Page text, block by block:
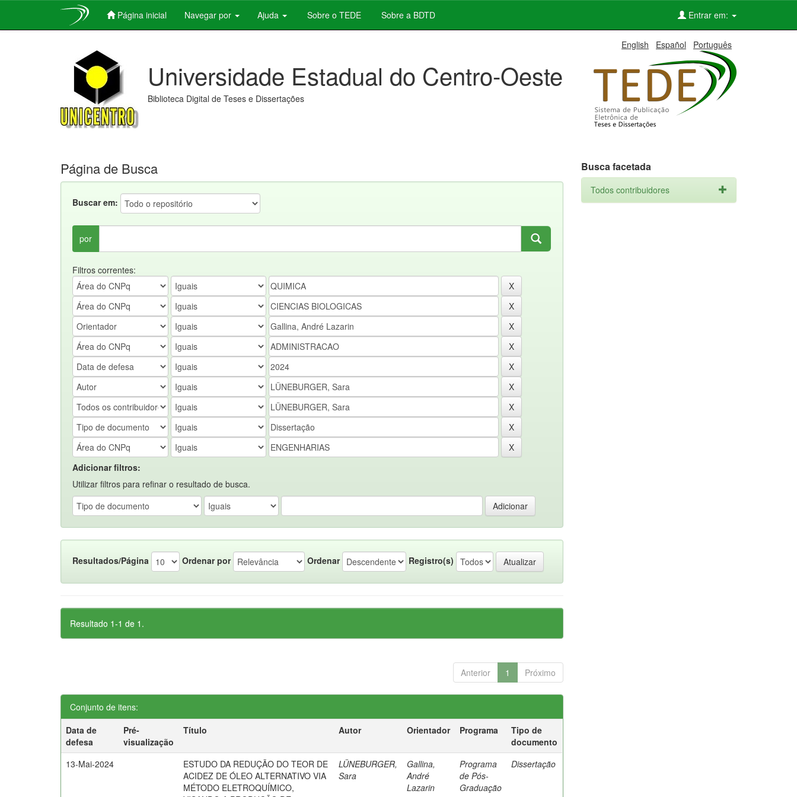
Página inicial Navegar por Ajuda Sobre o TEDE Sobre a BDTD Entrar em:
English Español Português
Universidade Estadual do Centro-Oeste
Biblioteca Digital de Teses e Dissertações
Página de Busca
Buscar em:
por
Filtros correntes:
Adicionar filtros:
Utilizar filtros para refinar o resultado de busca.
Resultados/Página Ordenar por Ordenar Registro(s)
Resultado 1-1 de 1.
Anterior 1 Próximo
Conjunto de itens:
Data de
defesa
Pré-
visualização
Título Autor Orientador Programa
Tipo de
documento
13-Mai-2024
ESTUDO DA REDUÇÃO DO TEOR DE
ACIDEZ DE ÓLEO ALTERNATIVO VIA
MÉTODO ELETROQUÍMICO,
LÜNEBURGER,
Sara
Gallina,
André
Lazarin
Programa
de Pós-
Graduação
Dissertação
Busca facetada
Todos contribuidores